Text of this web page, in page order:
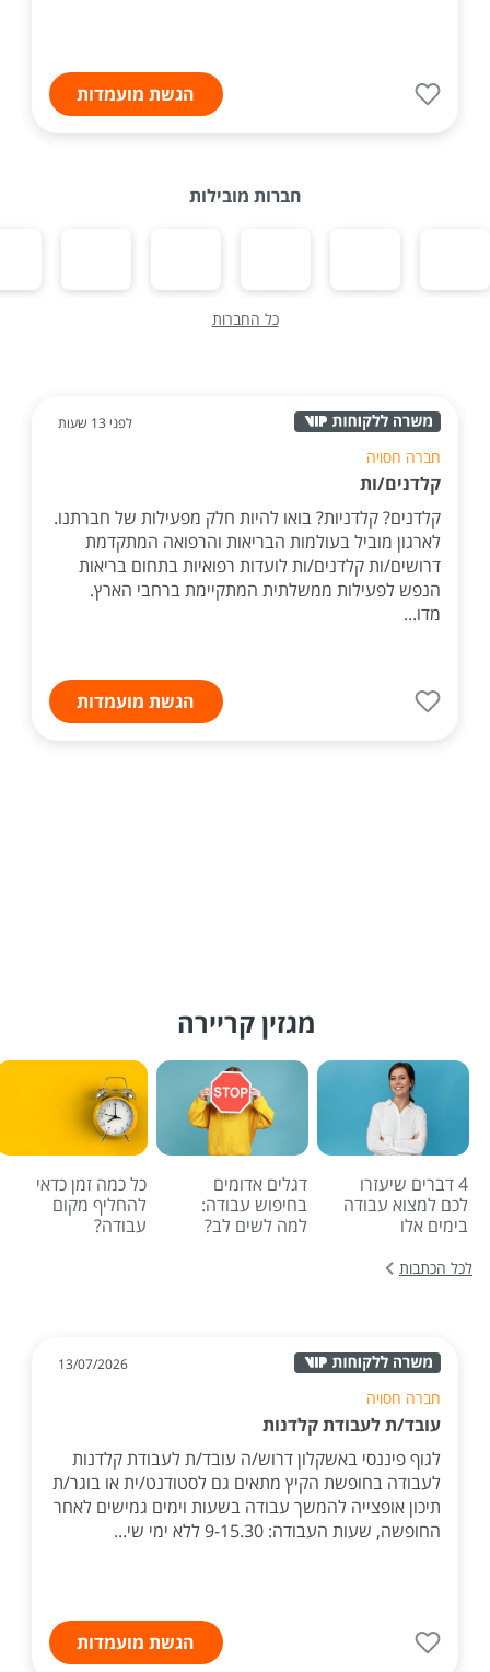
הגשת מועמדות
חברות מובילות
כל החברות
לפני 13 שעות
חברה חסויה
קלדנים/ות
קלדנים? קלדניות? בואו להיות חלק מפעילות של חברתנו.
לארגון מוביל בעולמות הבריאות והרפואה המתקדמת
דרושים/ות קלדנים/ות לועדות רפואיות בתחום בריאות
הנפש לפעילות ממשלתית המתקיימת ברחבי הארץ.
מדו...
הגשת מועמדות
מגזין קריירה
4 דברים שיעזרו
לכם למצוא עבודה
בימים אלו
דגלים אדומים
בחיפוש עבודה:
למה לשים לב?
כל כמה זמן כדאי
להחליף מקום
עבודה?
לכל הכתבות
13/07/2026
חברה חסויה
עובד/ת לעבודת קלדנות
לגוף פיננסי באשקלון דרוש/ה עובד/ת לעבודת קלדנות
לעבודה בחופשת הקיץ מתאים גם לסטודנט/ית או בוגר/ת
תיכון אופצייה להמשך עבודה בשעות וימים גמישים לאחר
החופשה, שעות העבודה: 9-15.30 ללא ימי שי...
הגשת מועמדות